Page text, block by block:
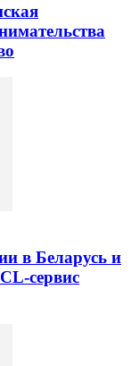
в Беларусь и
сервис